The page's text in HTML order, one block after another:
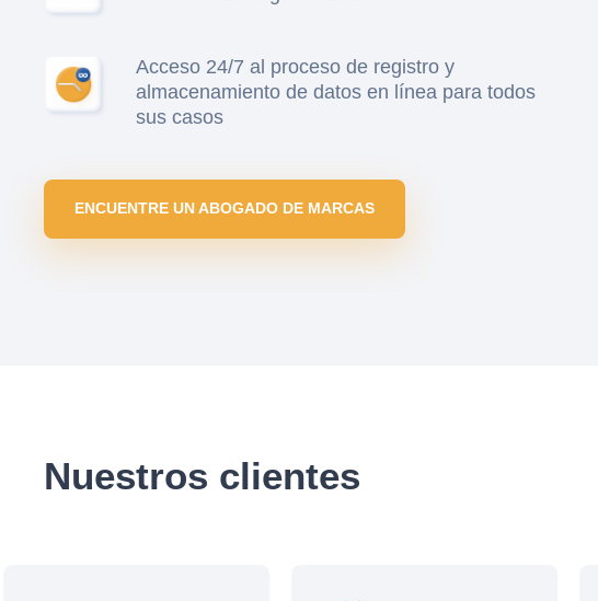
Acceso 24/7 al proceso de registro y
almacenamiento de datos en línea para todos
sus casos
ENCUENTRE UN ABOGADO DE MARCAS
Nuestros clientes